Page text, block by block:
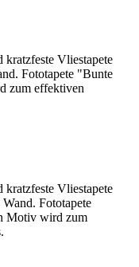
kratzfeste Vliestapete
Fototapete "Bunte
zum effektiven
kratzfeste Vliestapete
Fototapete
Motiv wird zum